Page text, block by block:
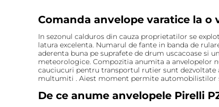
Comanda anvelope varatice la o
In sezonul calduros din cauza proprietatilor se
latura excelenta. Numarul de fante in banda de
aderenta buna pe suprafete de drum uscacoase si
meteorologice. Compozitia anumita a anvelopelor
cauciucuri pentru transportul rutier sunt
multumiti . Aiest moment permite automobilistilor
De ce anume anvelopele Pirelli